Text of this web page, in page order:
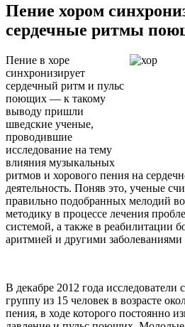
Пение хором
сердечные ритмы
Пение в хоре
синхронизирует
сердечный ритм и пульс
поющих — к такому
выводу пришли
шведские ученые,
проводившие
исследование на тему
влияния музыкальных
ритмов и хорового пения на
деятельность. Поняв это, ученые
правильно подобранных мелодий
методику в процессе лечения
системой, а также в реабилитации
аритмией и другими заболеваниями
В декабре 2012 года исследователи
группу из 15 человек в возрасте
пения, в ходе которого постоянно